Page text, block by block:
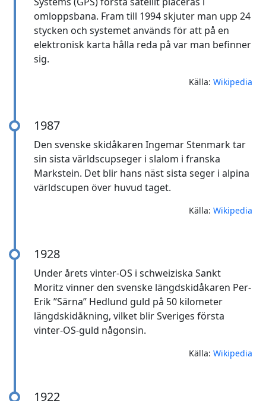
omloppsbana. Fram till 1994 skjuter man upp 24
stycken och systemet används för att på en
elektronisk karta hålla reda på var man befinner
sig.
Källa:Wikipedia
1987
Den svenske skidåkaren Ingemar Stenmark tar
sin sista världscupseger i slalom i franska
Markstein. Det blir hans näst sista seger i alpina
världscupen över huvud taget.
Källa:Wikipedia
1928
Under årets vinter-OS i schweiziska Sankt
Moritz vinner den svenske längdskidåkaren Per-
Erik ”Särna” Hedlund guld på 50 kilometer
längdskidåkning, vilket blir Sveriges första
vinter-OS-guld någonsin.
Källa:Wikipedia
1922